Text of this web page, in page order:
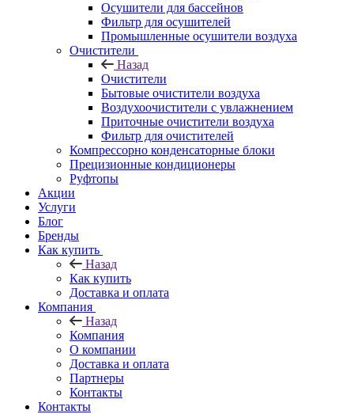
Осушители для бассейнов
Фильтр для осушителей
Промышленные осушители воздуха
Очистители
Назад
Очистители
Бытовые очистители воздуха
Воздухоочистители с увлажнением
Приточные очистители воздуха
Фильтр для очистителей
Компрессорно конденсаторные блоки
Прецизионные кондиционеры
Руфтопы
Акции
Услуги
Блог
Бренды
Как купить
Назад
Как купить
Доставка и оплата
Компания
Назад
Компания
О компании
Доставка и оплата
Партнеры
Контакты
Контакты